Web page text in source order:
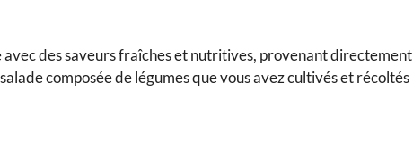
des saveurs fraîches et nutritives, provenant directement
composée de légumes que vous avez cultivés et récoltés